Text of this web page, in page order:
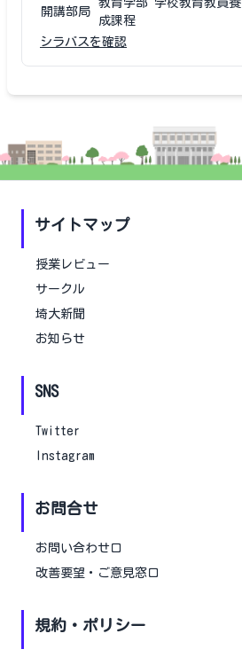
開講部局
教育学部 学校教育教員養
成課程
シラバスを確認
サイトマップ
授業レビュー
サークル
埼大新聞
お知らせ
SNS
Twitter
Instagram
お問合せ
お問い合わせ口
改善要望・ご意見窓口
規約・ポリシー